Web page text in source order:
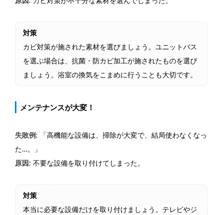
対策
カビ対策が施された素材を選びましょう。ユニットバス
を選ぶ場合は、抗菌・防カビ加工が施されたものを選び
ましょう。浴室の換気をこまめに行うことも大切です。
メンテナンスが大変！
失敗例: 「高機能な設備は、掃除が大変で、結局使わなくなっ
た…。」
原因: 不要な設備を取り付けてしまった。
対策
本当に必要な設備だけを取り付けましょう。テレビやジ